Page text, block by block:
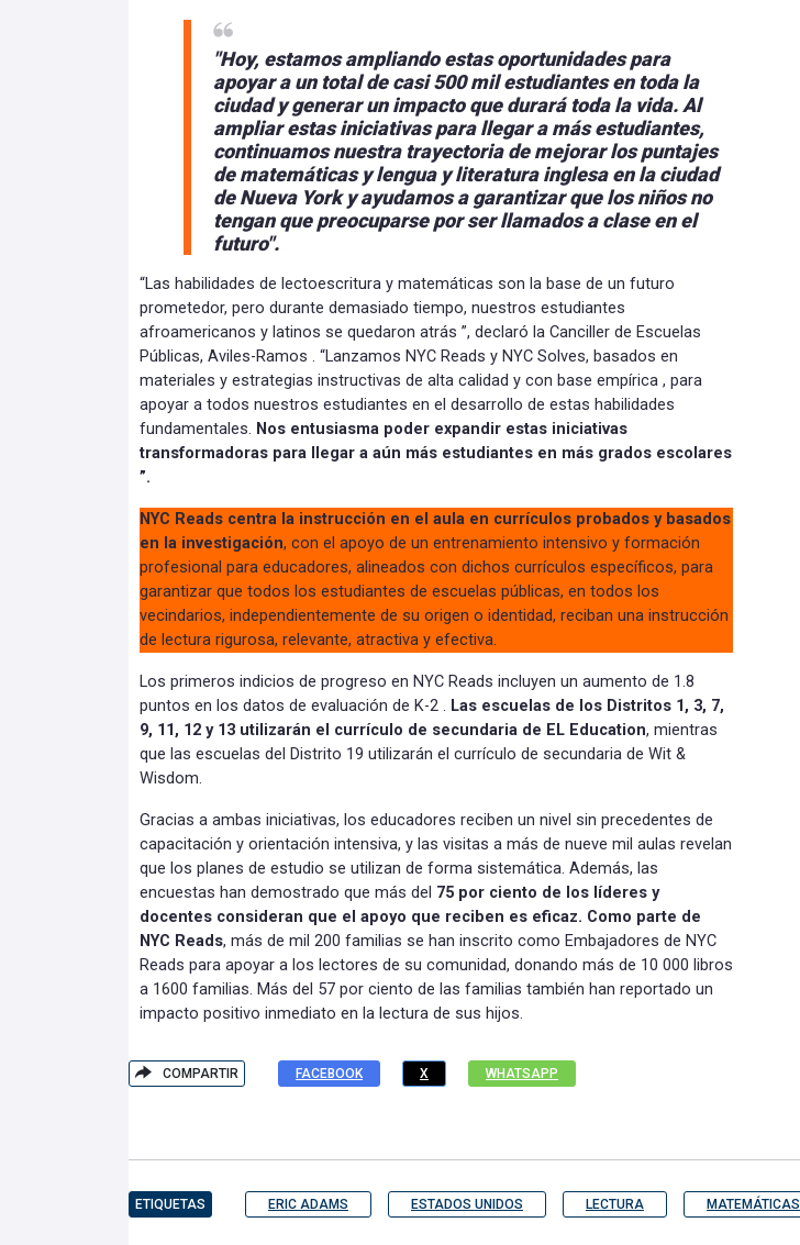
"Hoy, estamos ampliando estas oportunidades para
apoyar a un total de casi 500 mil estudiantes en toda la
ciudad y generar un impacto que durará toda la vida. Al
ampliar estas iniciativas para llegar a más estudiantes,
continuamos nuestra trayectoria de mejorar los puntajes
de matemáticas y lengua y literatura inglesa en la ciudad
de Nueva York yayudamos a garantizar que los niños no
tengan que preocuparse por ser llamados a clase en el
futuro".
“Las habilidades de lectoescritura y matemáticas son la base de un futuro
prometedor, pero durante demasiado tiempo, nuestros estudiantes
afroamericanos y latinos se quedaron atrás ”, declaró la Canciller de Escuelas
Públicas, Aviles-Ramos . “Lanzamos NYC Reads y NYC Solves, basados en
materiales y estrategias instructivas de alta calidad y con base empírica , para
apoyar a todos nuestros estudiantes en el desarrollo de estas habilidades
fundamentales. Nos entusiasma poder expandir estas iniciativas
transformadoras para llegar a aún más estudiantes en más grados escolares
”.
NYC Reads centra la instrucción en el aula en currículos probados y basados
en la investigación, con el apoyo de un entrenamiento intensivo y formación
profesional para educadores, alineados con dichos currículos específicos, para
garantizar que todos los estudiantes de escuelas públicas, en todos los
vecindarios, independientemente de su origen o identidad, reciban una instrucción
de lectura rigurosa, relevante, atractiva y efectiva.
Los primeros indicios de progreso en NYC Reads incluyen un aumento de 1.8
puntos en los datos de evaluación de K-2 . Las escuelas de los Distritos 1, 3, 7,
9, 11, 12 y 13 utilizarán el currículo de secundaria de EL Education, mientras
que las escuelas del Distrito 19 utilizarán el currículo de secundaria de Wit &
Wisdom.
Gracias a ambas iniciativas, los educadores reciben un nivel sin precedentes de
capacitación y orientación intensiva, y las visitas a más de nueve mil aulas revelan
que los planes de estudio se utilizan de forma sistemática. Además, las
encuestas han demostrado que más del 75 por ciento de los líderes y
docentes consideran que el apoyo que reciben es eficaz. Como parte de
NYC Reads, más de mil 200 familias se han inscrito como Embajadores de NYC
Reads para apoyar a los lectores de su comunidad, donando más de 10 000 libros
a 1600 familias. Más del 57 por ciento de las familias también han reportado un
impacto positivo inmediato en la lectura de sus hijos.
COMPARTIR FACEBOOK X WHATSAPP
ETIQUETAS ERIC ADAMS ESTADOS UNIDOS LECTURA MATEMÁTICAS